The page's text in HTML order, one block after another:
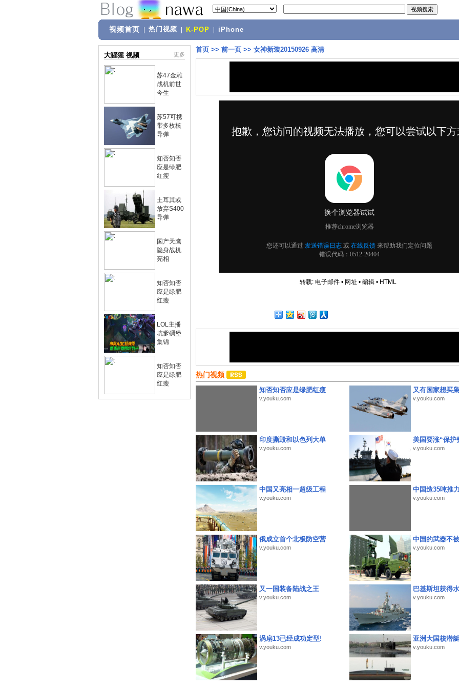
视频首页 热门视频 K-POP iPhone
大猩猩 视频 更多
苏47金雕
战机前世
今生
苏57可携
带多枚核
导弹
知否知否
应是绿肥
红瘦
土耳其或
放弃S400
导弹
国产天鹰
隐身战机
亮相
知否知否
应是绿肥
红瘦
LOL主播
坑爹碉堡
集锦
知否知否
应是绿肥
红瘦
首页 >> 前一页 >> 女神新装20150926 高清
转载: 电子邮件• 网址 • 编辑• HTML
热门视频
知否知否应是绿肥红瘦
v.youku.com
又有国家想买
v.youku.com
印度撕毁和以色列大单
v.youku.com
美国要涨“保护
v.youku.com
中国又亮相一超级工程
v.youku.com
中国造35吨推
v.youku.com
俄成立首个北极防空营
v.youku.com
中国的武器不
v.youku.com
又一国装备陆战之王
v.youku.com
巴基斯坦获得
v.youku.com
涡扇13已经成功定型!
v.youku.com
亚洲大国核潜
v.youku.com